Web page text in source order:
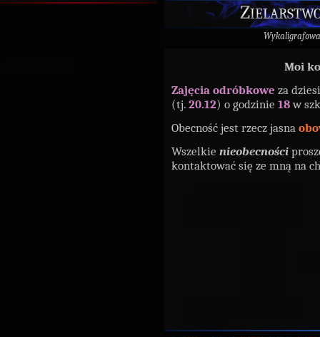
Moi
Zajęcia odróbkowe za
(tj. 20.12) o godzinie 18w
Obecność jest rzecz jasna
Wszelkie nieobecności
kontaktować się ze mną na